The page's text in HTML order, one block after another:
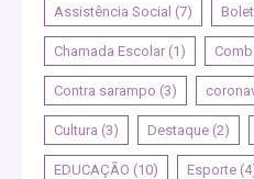
Assistência Social (7)
Chamada Escolar (1)
Contra sarampo (3)
Cultura (3) Destaque (2)
EDUCAÇÃO (10) Esporte